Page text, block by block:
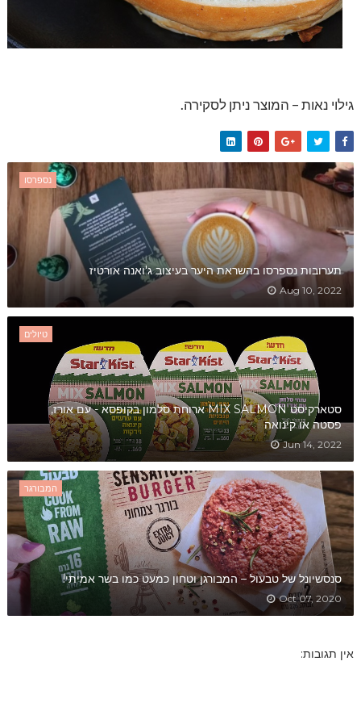
גילוי נאות – המוצר ניתן לסקירה.
נספרסו
תערובות נספרסו בהשראת היער בעיצוב ג'ואנה אורטיז
Aug 10, 2022
טיולים
סטארקיסט MIX SALMON ארוחת סלמון בקופסא - עם אורז,
פסטה או קינואה
Jun 14, 2022
המבורגר
סנסשיונל של טבעול – המבורגן וטחון כמעט כמו בשר אמיתי!
Oct 07, 2020
אין תגובות: